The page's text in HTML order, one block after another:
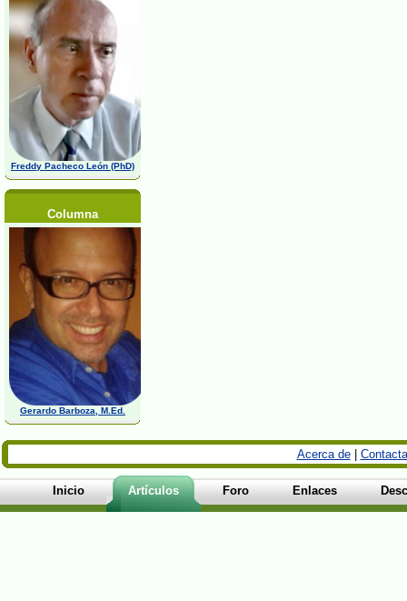
Freddy Pacheco León (PhD)
Columna
Gerardo Barboza, M.Ed.
Acerca de|
Inicio Artículos Foro Enlaces